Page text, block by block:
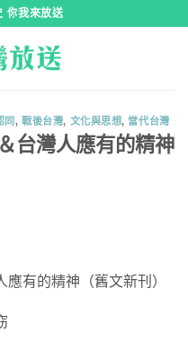
你我來放送
同,戰後台灣, 文化與思想, 當代台灣
台灣人應有的精神
有的精神（舊文新刊）